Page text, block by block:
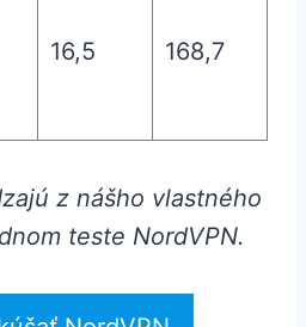
16,5 168,7
z nášho vlastného
teste NordVPN.